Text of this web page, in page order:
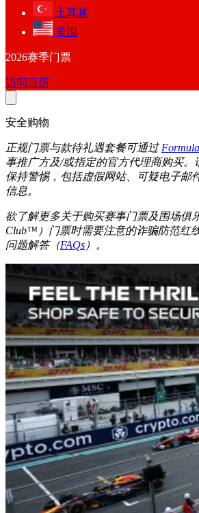
土耳其
美国
2026赛季门票
访问日历
安全购物
正规门票与款待礼遇套餐可通过
事推广方及/或指定的官方代理商购买。
保持警惕，包括虚假网站、可疑电子邮
信息。
欲了解更多关于购买赛事门票及围场俱
Club™）门票时需要注意的诈骗防范红
问题解答（FAQs ）。